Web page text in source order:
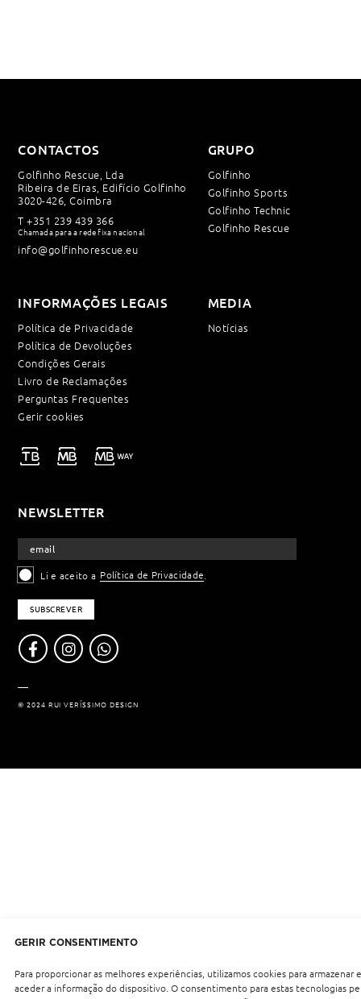
GERIR CONSENTIMENTO
Para proporcionar as melhores experiências, utilizamos cookies para armazenar
aceder a informação do dispositivo. O consentimento para estas tecnologias
CONTACTOS
Golfinho Rescue, Lda
Ribeira de Eiras, Edifício Golfinho
3020-426, Coimbra
T+351 239 439 366
Chamada para a rede fixa nacional
info@golfinhorescue.eu
GRUPO
Golfinho
Golfinho Sports
Golfinho Technic
Golfinho Rescue
INFORMAÇÕES LEGAIS
Política de Privacidade
Política de Devoluções
Condições Gerais
Livro de Reclamações
Perguntas Frequentes
Gerir cookies
MEDIA
Notícias
NEWSLETTER
Li e aceito a Política de Privacidade
© 2024 RUI VERÍSSIMO DESIGN